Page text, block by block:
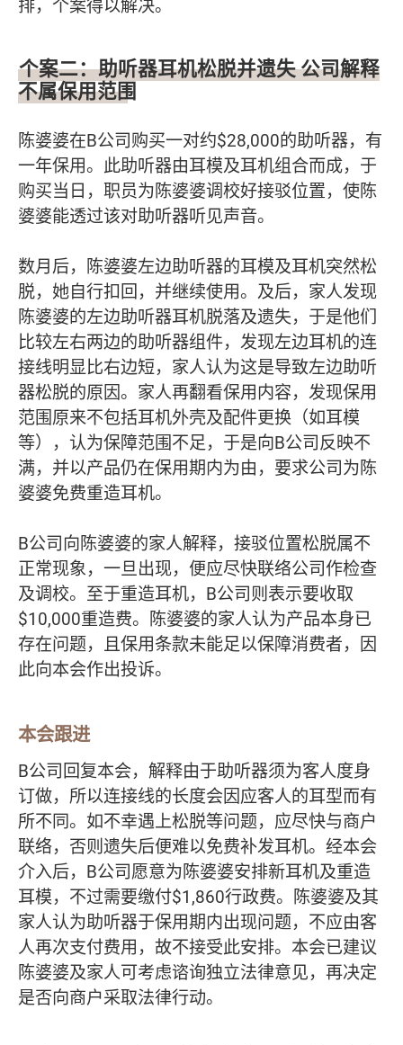
排，个案得以解决。
个案二：助听器耳机松脱并遗失 公司解释
不属保用范围
陈婆婆在B公司购买一对约$28,000的助听器，有
一年保用。此助听器由耳模及耳机组合而成，于
购买当日，职员为陈婆婆调校好接驳位置，使陈
婆婆能透过该对助听器听见声音。
数月后，陈婆婆左边助听器的耳模及耳机突然松
脱，她自行扣回，并继续使用。及后，家人发现
陈婆婆的左边助听器耳机脱落及遗失，于是他们
比较左右两边的助听器组件，发现左边耳机的连
接线明显比右边短，家人认为这是导致左边助听
器松脱的原因。家人再翻看保用内容，发现保用
范围原来不包括耳机外壳及配件更换（如耳模
等），认为保障范围不足，于是向B公司反映不
满，并以产品仍在保用期内为由，要求公司为陈
婆婆免费重造耳机。
B公司向陈婆婆的家人解释，接驳位置松脱属不
正常现象，一旦出现，便应尽快联络公司作检查
及调校。至于重造耳机，B公司则表示要收取
$10,000重造费。陈婆婆的家人认为产品本身已
存在问题，且保用条款未能足以保障消费者，因
此向本会作出投诉。
本会跟进
B公司回复本会，解释由于助听器须为客人度身
订做，所以连接线的长度会因应客人的耳型而有
所不同。如不幸遇上松脱等问题，应尽快与商户
联络，否则遗失后便难以免费补发耳机。经本会
介入后，B公司愿意为陈婆婆安排新耳机及重造
耳模，不过需要缴付$1,860行政费。陈婆婆及其
家人认为助听器于保用期内出现问题，不应由客
人再次支付费用，故不接受此安排。本会已建议
陈婆婆及家人可考虑谘询独立法律意见，再决定
是否向商户采取法律行动。